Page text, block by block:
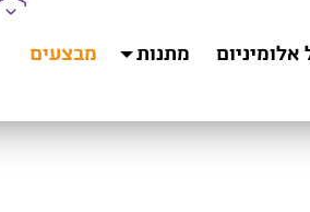
מתנות
מבצעים